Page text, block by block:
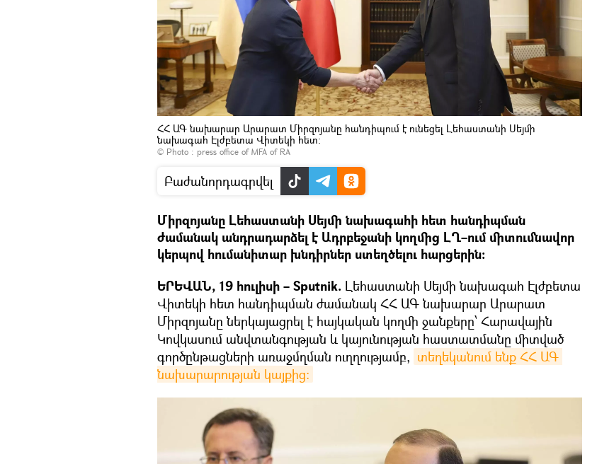
ՀՀ ԱԳ նախարար Արարատ Միրզոյանը հանդիպում է ունեցել Լեհաստանի Սեյմի
նախագահ Էլժբետա Վիտեկի հետ։
© Photo : press office of MFA of RA
Բաժանորդագրվել
Միրզոյանը Լեհաստանի Սեյմի նախագահի հետ հանդիպման
ժամանակ անդրադարձել է Ադրբեջանի կողմից ԼՂ–ում միտումնավոր
կերպով հումանիտար խնդիրներ ստեղծելու հարցերին։
ԵՐԵՎԱՆ, 19 հուլիսի – Sputnik. Լեհաստանի Սեյմի նախագահ Էլժբետա
Վիտեկի հետ հանդիպման ժամանակ ՀՀ ԱԳ նախարար Արարատ
Միրզոյանը ներկայացրել է հայկական կողմի ջանքերը՝ Հարավային
Կովկասում անվտանգության և կայունության հաստատմանը միտված
գործընթացների առաջմղման ուղղությամբ, տեղեկանում ենք ՀՀ ԱԳ
նախարարության կայքից։